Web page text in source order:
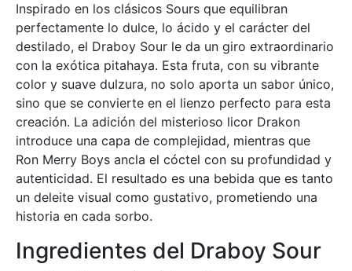
Inspirado en los clásicos Sours que equilibran
perfectamente lo dulce, lo ácido y el carácter del
destilado, el Draboy Sour le da un giro extraordinario
con la exótica pitahaya. Esta fruta, con su vibrante
color y suave dulzura, no solo aporta un sabor único,
sino que se convierte en el lienzo perfecto para esta
creación. La adición del misterioso licor Drakon
introduce una capa de complejidad, mientras que
Ron Merry Boys ancla el cóctel con su profundidad y
autenticidad. El resultado es una bebida que es tanto
un deleite visual como gustativo, prometiendo una
historia en cada sorbo.
Ingredientes del Draboy Sour